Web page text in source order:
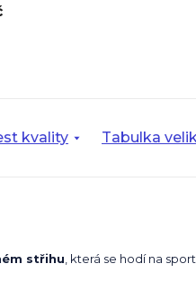
kvality Tabulka
střihu , která se hodí na